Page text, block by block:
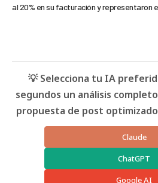
al 20% en su facturación y representaron
💡 Selecciona tu IA
segundos un análisis
propuesta de post
Claude
ChatGPT
Google AI